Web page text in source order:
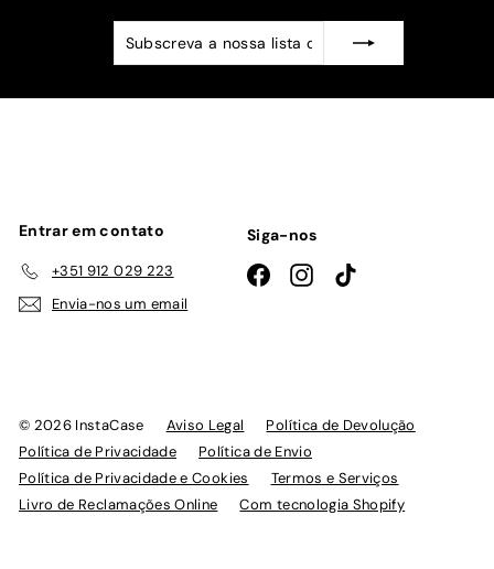
Subscreva
a
Subscrever
Entrar em contato
+351 912 029 223
Envia-nos um email
Siga-nos
FacebookInstagramTikTok
© 2026 InstaCase Aviso Legal
Política de Devolução
Política de Privacidade
Política de Envio
Política de Privacidade e Cookies
Termos e Serviços
Livro de Reclamações Online
Com tecnologia Shopify